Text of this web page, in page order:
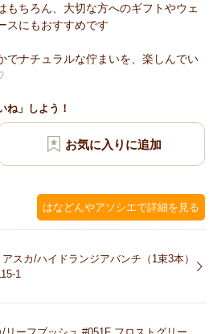
もちろん、大切な方へのギフトやウェ
スにもおすすめです
でナチュラルな佇まいを、楽しんでい
ね」しよう！
はなどんやアソシエで詳細を見る
スカ/ハイドランジアバンチ（1束3本）
1